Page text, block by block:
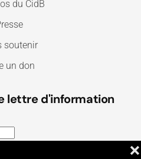
❌
du CidB
soutenir
un don
lettre d'information